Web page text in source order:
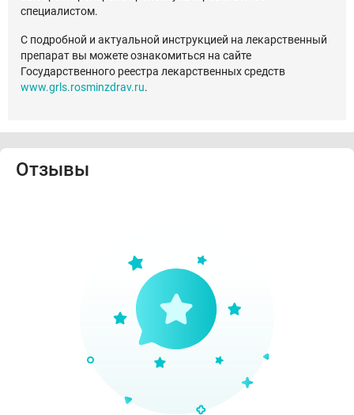
специалистом.
С подробной и актуальной инструкцией на лекарственный
препарат вы можете ознакомиться на сайте
Государственного реестра лекарственных средств
www.grls.rosminzdrav.ru.
Отзывы